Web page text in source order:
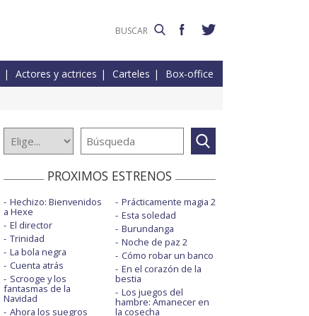
Actores y actrices Carteles Box-office
PROXIMOS ESTRENOS
Hechizo: Bienvenidos
a Hexe
El director
Trinidad
La bola negra
Cuenta atrás
Scrooge y los
fantasmas de la
Navidad
Ahora los suegros
Prácticamente magia 2
Esta soledad
Burundanga
Noche de paz 2
Cómo robar un banco
En el corazón de la
bestia
Los juegos del
hambre: Amanecer en
la cosecha